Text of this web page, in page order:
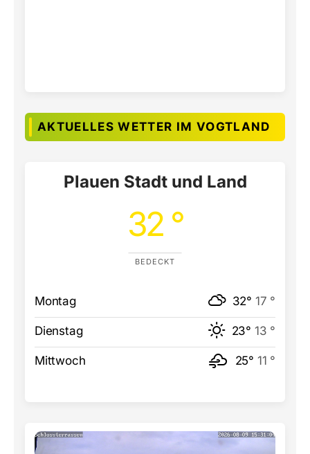
AKTUELLES WETTER IM VOGTLAND
Plauen Stadt und Land
32 °
BEDECKT
Montag 32° 17 °
Dienstag 23° 13 °
Mittwoch 25° 11 °